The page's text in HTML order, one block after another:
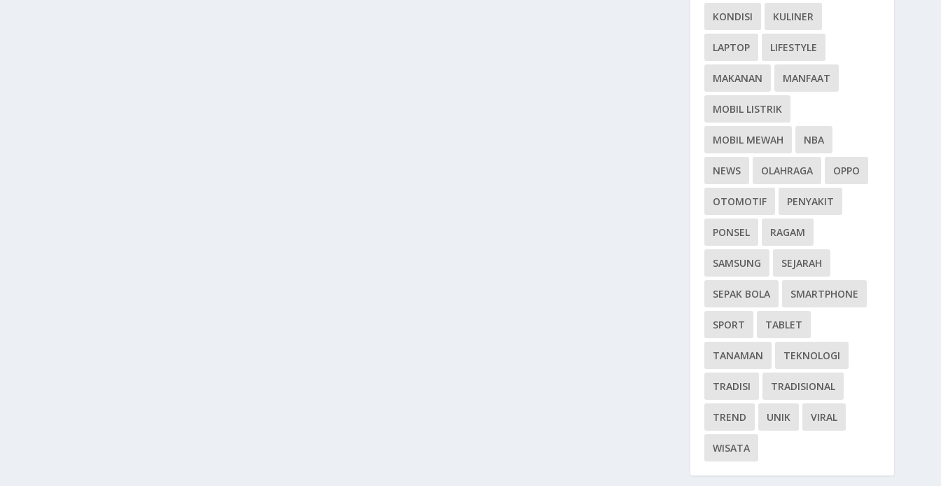
KONDISI KULINER
LAPTOP LIFESTYLE
MAKANAN MANFAAT
MOBIL LISTRIK
MOBIL MEWAH NBA
NEWS OLAHRAGA OPPO
OTOMOTIF PENYAKIT
PONSEL RAGAM
SAMSUNG SEJARAH
SEPAK BOLA SMARTPHONE
SPORT TABLET
TANAMAN TEKNOLOGI
TRADISI TRADISIONAL
TREND UNIK VIRAL
WISATA